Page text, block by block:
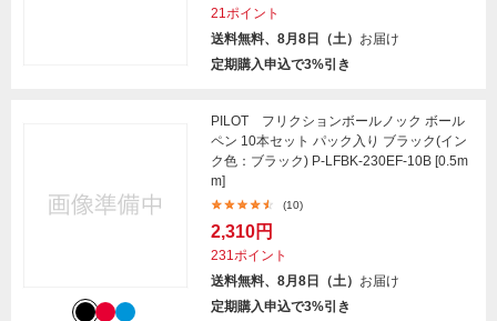
21ポイント
送料無料、8月8日（土） お届け
定期購入申込で3%引き
PILOT フリクションボールノック ボール
ペン 10本セット パック入り ブラック(イン
ク色：ブラック) P-LFBK-230EF-10B [0.5m
m]
(10)
2,310円
231ポイント
送料無料、8月8日（土） お届け
定期購入申込で3%引き